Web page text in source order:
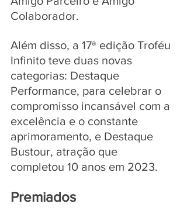
Colaborador.
Além disso, a 17ª edição Troféu
Infinito teve duas novas
categorias: Destaque
Performance, para celebrar o
compromisso incansável com a
excelência e o constante
aprimoramento, e Destaque
Bustour, atração que
completou 10 anos em 2023.
Premiados